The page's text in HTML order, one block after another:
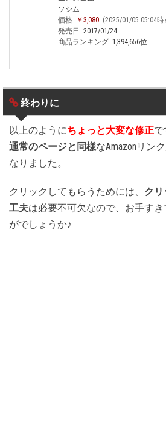
ソシム
価格
￥3,080 (2025/01/05 05:04時
発売日 2017/01/24
商品ランキング 1,394,656位
終わりに
以上のようにちょっと大変な修正で
通常のページと同様なAmazonリン
なりました。
クリックしてもらうためには、 ク
工夫は必要不可欠なので、お手す
がでしょうか♪